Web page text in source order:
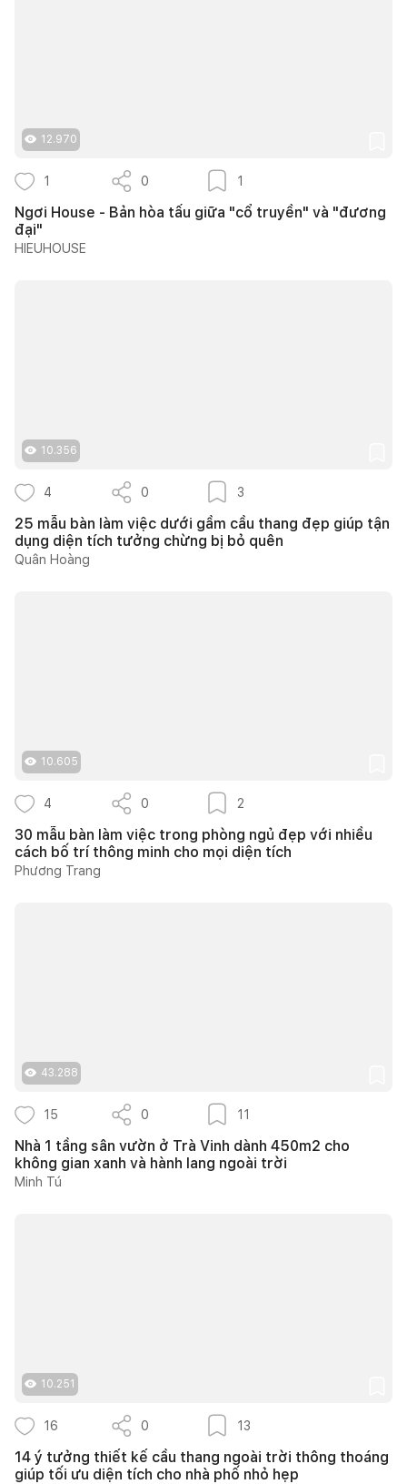
12.970
1 0 1
Ngơi House - Bản hòa tấu giữa "cổ truyền" và "đương
đại"
HIEUHOUSE
10.356
4 0 3
25 mẫu bàn làm việc dưới gầm cầu thang đẹp giúp tận
dụng diện tích tưởng chừng bị bỏ quên
Quân Hoàng
10.605
4 0 2
30 mẫu bàn làm việc trong phòng ngủ đẹp với nhiều
cách bố trí thông minh cho mọi diện tích
Phương Trang
43.288
15 0 11
Nhà 1 tầng sân vườn ở Trà Vinh dành 450m2 cho
không gian xanh và hành lang ngoài trời
Minh Tú
10.251
16 0 13
14 ý tưởng thiết kế cầu thang ngoài trời thông thoáng
giúp tối ưu diện tích cho nhà phố nhỏ hẹp